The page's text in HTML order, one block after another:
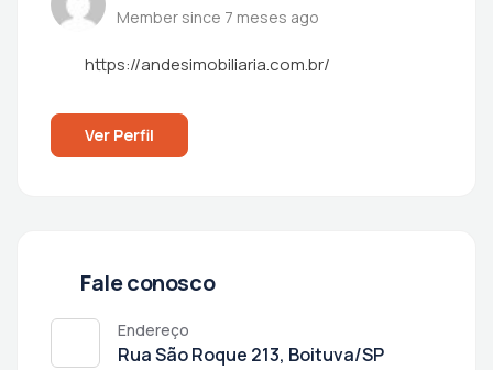
Member since 7 meses ago
https://andesimobiliaria.com.br/
Ver Perfil
Fale conosco
Endereço
Rua São Roque 213, Boituva/SP